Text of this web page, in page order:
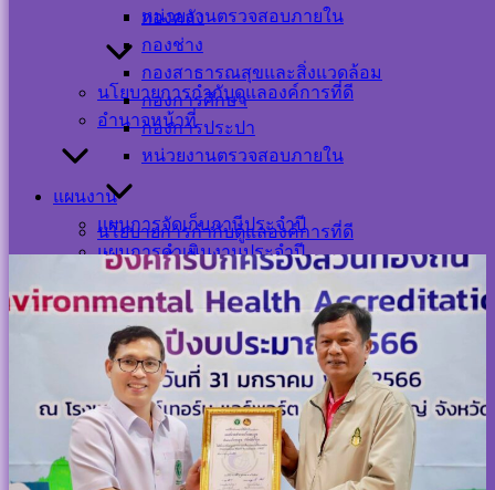
หน่วยงานตรวจสอบภายใน
นโยบายการกำกับดูแลองค์การที่ดี
อำนาจหน้าที่
แผนงาน
แผนการจัดเก็บภาษีประจำปี
แผนการดำเนินงานประจำปี
แผนพัฒนาท้องถิ่น
แผนการจัดซื้อจัดจ้าง
แผนอัตรากำลัง
แผนการบริหารจัดการความเสี่ยง
แผนป้องกันการทุจริต
แผนปฏิบัติการป้องกันการทุจริต
รายงานการกำกับติดตามการดำเนินการ
กองคลัง
กองช่าง
กองสาธารณสุขและสิ่งแวดล้อม
กองการศึกษา
กองการประปา
หน่วยงานตรวจสอบภายใน
นโยบายการกำกับดูแลองค์การที่ดี
อำนาจหน้าที่
แผนงาน
แผนการจัดเก็บภาษีประจำปี
แผนการดำเนินงานประจำปี
แผนการใช้จ่ายงบประมาณประจำปี
แผนพัฒนาท้องถิ่น
แผนการจัดซื้อจัดจ้าง
ตำบลปากพะยูน และนางสาวกรรณิการ์ กาฬรัตน์ เจ้าพนักงาน
สาธารณสุขปฏิบัติงานเทศบาลตำบลปากพะยูน
เชิงปฏิบัติการพัฒนาคุณภาพระบบบริการอนามัยสิ่งแวดล้อม
องค์กรปกครองส่วนท้องถิ่น (EHA) ประจำปี ๒๕๖๖ พร้อมได้รับ
เกียรติบัตร อปท.ผ่านการประเมิน EHA4001 การจัดการขยะ
มูลฝอยทั่วไป โดยมีนายยุสุบ แหละตี นายกเทศมนตรีตำบล
อ.หาดใหญ่ จ.สงขลา